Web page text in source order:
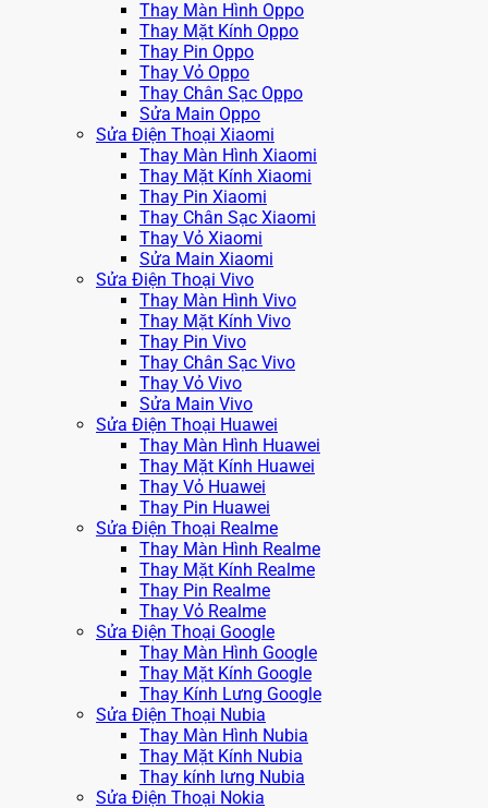
Thay Màn Hình Oppo
Thay Mặt Kính Oppo
Thay Pin Oppo
Thay Vỏ Oppo
Thay Chân Sạc Oppo
Sửa Main Oppo
Sửa Điện Thoại Xiaomi
Thay Màn Hình Xiaomi
Thay Mặt Kính Xiaomi
Thay Pin Xiaomi
Thay Chân Sạc Xiaomi
Thay Vỏ Xiaomi
Sửa Main Xiaomi
Sửa Điện Thoại Vivo
Thay Màn Hình Vivo
Thay Mặt Kính Vivo
Thay Pin Vivo
Thay Chân Sạc Vivo
Thay Vỏ Vivo
Sửa Main Vivo
Sửa Điện Thoại Huawei
Thay Màn Hình Huawei
Thay Mặt Kính Huawei
Thay Vỏ Huawei
Thay Pin Huawei
Sửa Điện Thoại Realme
Thay Màn Hình Realme
Thay Mặt Kính Realme
Thay Pin Realme
Thay Vỏ Realme
Sửa Điện Thoại Google
Thay Màn Hình Google
Thay Mặt Kính Google
Thay Kính Lưng Google
Sửa Điện Thoại Nubia
Thay Màn Hình Nubia
Thay Mặt Kính Nubia
Thay kính lưng Nubia
Sửa Điện Thoại Nokia